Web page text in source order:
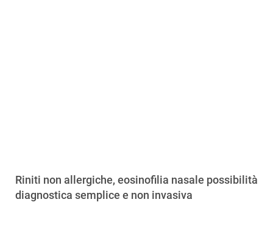
Riniti non allergiche, eosinofilia nasale possibilità
diagnostica semplice e non invasiva